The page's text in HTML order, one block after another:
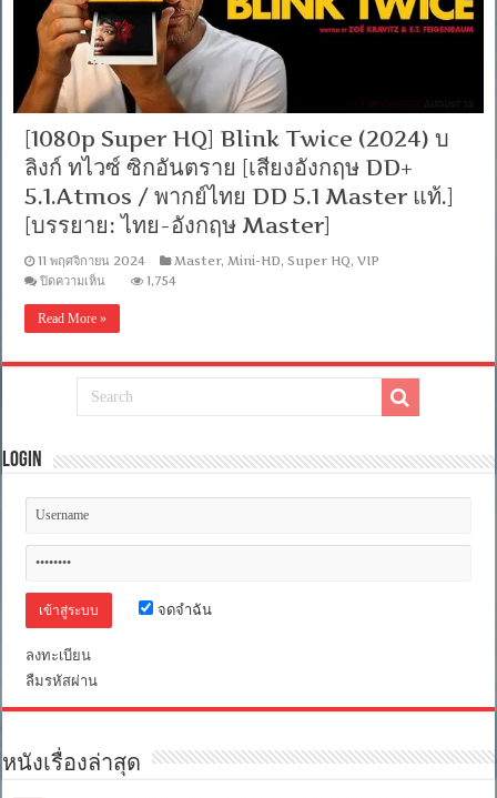
[1080p Super HQ] Blink Twice (2024) บ
ลิงก์ ทไวซ์ ซิกอันตราย [เสียงอังกฤษ DD+
5.1.Atmos / พากย์ไทย DD 5.1 Master แท้.]
[บรรยาย: ไทย-อังกฤษ Master]
11 พฤศจิกายน 2024 Master,Mini-HD,Super HQ,VIP
ปิดความเห็นบน
HQ]
Twice
บ
ไวซ์
ซิก
DD+
พากย์
[บรรยาย:
Master]
1,754
Read More »
Login
จดจำฉัน
ลงทะเบียน
ลืมรหัสผ่าน
หนังเรื่องล่าสุด